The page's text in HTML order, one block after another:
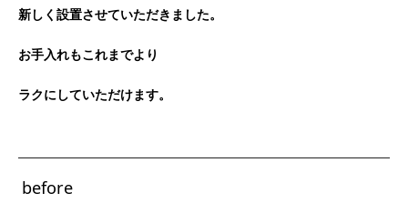
新しく設置させていただきました。
お手入れもこれまでより
ラクにしていただけます。
before